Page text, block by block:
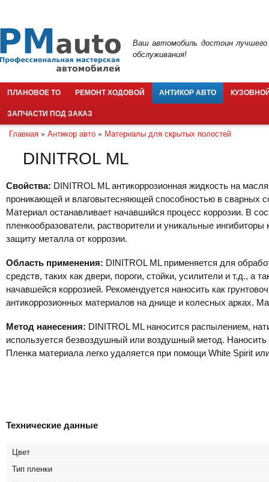
PMauto
Ваш автомобиль достоин лучшего
обслуживания!
ПЛАНОВОЕ ТО РЕМОНТ ХОДОВОЙ АНТИКОР АВТО
ЗАПЧАСТИ ПОД ЗАКАЗ
Главная » Антикор авто » Материалы для скрытых полостей
DINITROL ML
Свойства: DINITROL ML антикоррозионная жидкость на
проникающей и влаговытесняющей способностью в сварных
Материал останавливает начавшийся процесс коррозии. В
пленкообразователи, растворители и уникальные
защиту металла от коррозии.
Область применения: DINITROL ML применяется для
средств, таких как двери, пороги, стойки, усилители и т.д., а
начавшейся коррозией. Рекомендуется наносить как
антикоррозионных материалов на днище и колесных арках.
Метод нанесения: DINITROL ML наносится распылением,
используется безвоздушный или воздушный метод.
Пленка материала легко удаляется при помощи White Spirit
Технические данные
Цвет
Тип пленки